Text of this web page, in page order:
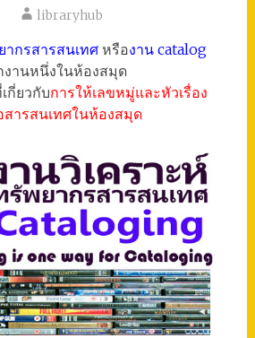
libraryhub
ากรสารสนเทศหรืองาน catalog
านหนึ่งในห้องสมุด
กี่ยวกับการให้เลขหมู่และหัวเรื่อง
ารสนเทศในห้องสมุด